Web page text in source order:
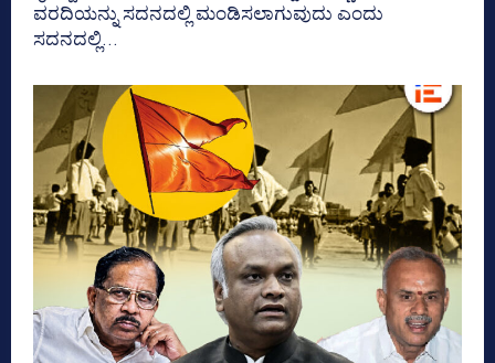
ವರದಿಯನ್ನು ಸದನದಲ್ಲಿ ಮಂಡಿಸಲಾಗುವುದು ಎಂದು
ಸದನದಲ್ಲಿ...